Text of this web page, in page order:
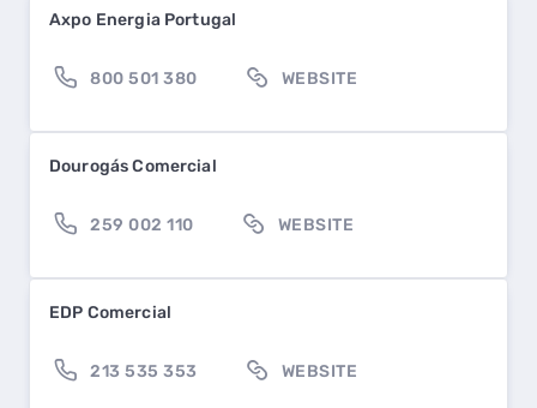
Axpo Energia Portugal
800 501 380 WEBSITE
Dourogás Comercial
259 002 110 WEBSITE
EDP Comercial
213 535 353 WEBSITE